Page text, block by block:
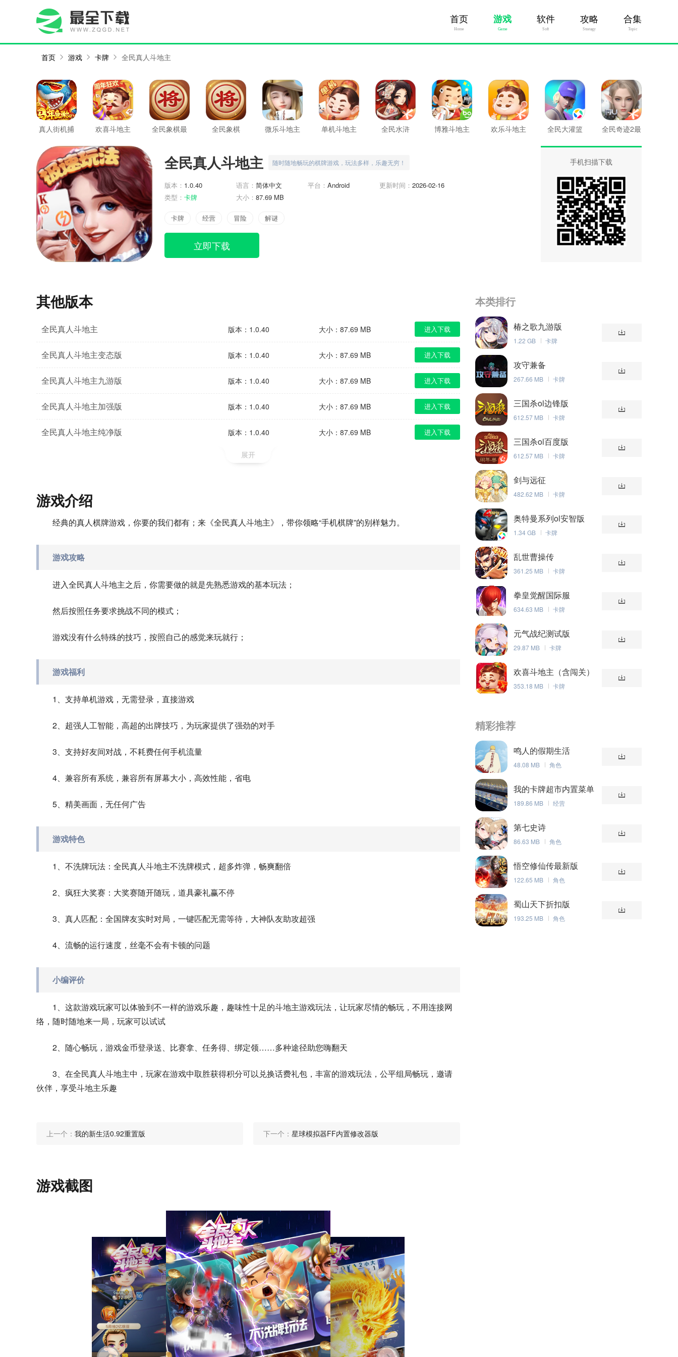
首页
Home
游戏
Game
软件
Soft
攻略
Stratagy
合集
Topic
首页 游戏 卡牌 全民真人斗地主
真人街机捕
欢喜斗地主
全民象棋最
全民象棋 微乐斗地主
单机斗地主
全民水浒 博雅斗地主 欢乐斗地主 全民大灌篮
全民奇迹2最
手机扫描下载
全民真人斗地主 随时随地畅玩的棋牌游戏，玩法多样，乐趣无穷！
版本： 1.0.40 语言： 简体中文 平台： Android 更新时间： 2026-02-16
类型： 卡牌 大小： 87.69 MB
卡牌 经营 冒险 解谜
立即下载
其他版本
全民真人斗地主 版本：1.0.40 大小：87.69 MB 进入下载
全民真人斗地主变态版 版本：1.0.40 大小：87.69 MB 进入下载
全民真人斗地主九游版 版本：1.0.40 大小：87.69 MB 进入下载
全民真人斗地主加强版 版本：1.0.40 大小：87.69 MB 进入下载
全民真人斗地主纯净版 版本：1.0.40 大小：87.69 MB 进入下载
展开
游戏介绍
经典的真人棋牌游戏，你要的我们都有；来《全民真人斗地主》，带你领略“手机棋牌”的别样魅力。
游戏攻略
进入全民真人斗地主之后，你需要做的就是先熟悉游戏的基本玩法；
然后按照任务要求挑战不同的模式；
游戏没有什么特殊的技巧，按照自己的感觉来玩就行；
游戏福利
1、支持单机游戏，无需登录，直接游戏
2、超强人工智能，高超的出牌技巧，为玩家提供了强劲的对手
3、支持好友间对战，不耗费任何手机流量
4、兼容所有系统，兼容所有屏幕大小，高效性能，省电
5、精美画面，无任何广告
游戏特色
1、不洗牌玩法：全民真人斗地主不洗牌模式，超多炸弹，畅爽翻倍
2、疯狂大奖赛：大奖赛随开随玩，道具豪礼赢不停
3、真人匹配：全国牌友实时对局，一键匹配无需等待，大神队友助攻超强
4、流畅的运行速度，丝毫不会有卡顿的问题
小编评价
1、这款游戏玩家可以体验到不一样的游戏乐趣，趣味性十足的斗地主游戏玩法，让玩家尽情的畅玩，不用连接网
络，随时随地来一局，玩家可以试试
2、随心畅玩，游戏金币登录送、比赛拿、任务得、绑定领……多种途径助您嗨翻天
3、在全民真人斗地主中，玩家在游戏中取胜获得积分可以兑换话费礼包，丰富的游戏玩法，公平组局畅玩，邀请
伙伴，享受斗地主乐趣
上一个： 我的新生活0.92重置版 下一个： 星球模拟器FF内置修改器版
游戏截图
本类排行
椿之歌九游版
1.22 GB 卡牌
攻守兼备
267.66 MB 卡牌
三国杀ol边锋版
612.57 MB 卡牌
三国杀ol百度版
612.57 MB 卡牌
剑与远征
482.62 MB 卡牌
奥特曼系列ol安智版
1.34 GB 卡牌
乱世曹操传
361.25 MB 卡牌
拳皇觉醒国际服
634.63 MB 卡牌
元气战纪测试版
29.87 MB 卡牌
欢喜斗地主（含闯关）
353.18 MB 卡牌
精彩推荐
鸣人的假期生活
48.08 MB 角色
我的卡牌超市内置菜单
版
189.86 MB 经营
第七史诗
86.63 MB 角色
悟空修仙传最新版
122.65 MB 角色
蜀山天下折扣版
193.25 MB 角色